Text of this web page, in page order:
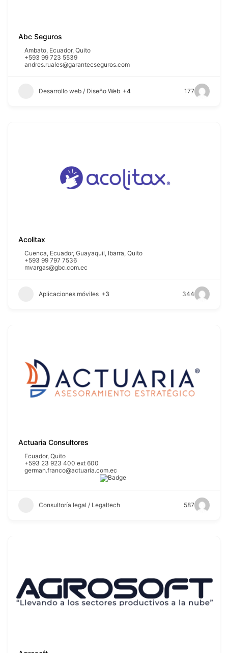
Abc Seguros
Ambato, Ecuador, Quito
+593 99 723 5539
andres.ruales@garantecseguros.com
Desarrollo web / Diseño Web +4 177
Acolitax
Cuenca, Ecuador, Guayaquil, Ibarra, Quito
+593 99 797 7536
mvargas@gbc.com.ec
Aplicaciones móviles +3 344
Actuaria Consultores
Ecuador, Quito
+593 23 923 400 ext 600
german.franco@actuaria.com.ec
Consultoría legal / Legaltech 587